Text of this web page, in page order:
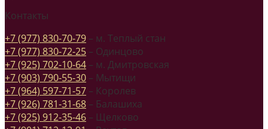
Контакты
+7 (977) 830-70-79 – м. Теплый стан
+7 (977) 830-72-25 – Одинцово
+7 (925) 702-10-64 – м. Дмитровская
+7 (903) 790-55-30 – Мытищи
+7 (964) 597-71-57 – Королев
+7 (926) 781-31-68 – Балашиха
+7 (925) 912-35-46 – Щелково